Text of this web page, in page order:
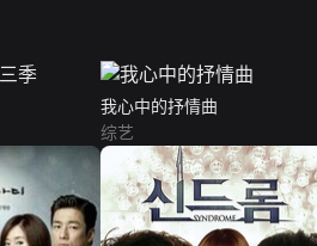
我心中的抒情曲
综艺